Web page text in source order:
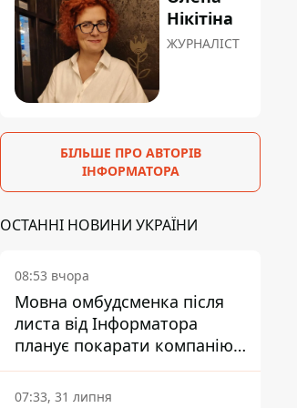
Нікітіна
ЖУРНАЛІСТ
БІЛЬШЕ ПРО АВТОРІВ
ІНФОРМАТОРА
ОСТАННІ НОВИНИ УКРАЇНИ
08:53 вчора
Мовна омбудсменка після
листа від Інформатора
планує покарати компанію-
підрядника ПриватБанку
07:33, 31 липня